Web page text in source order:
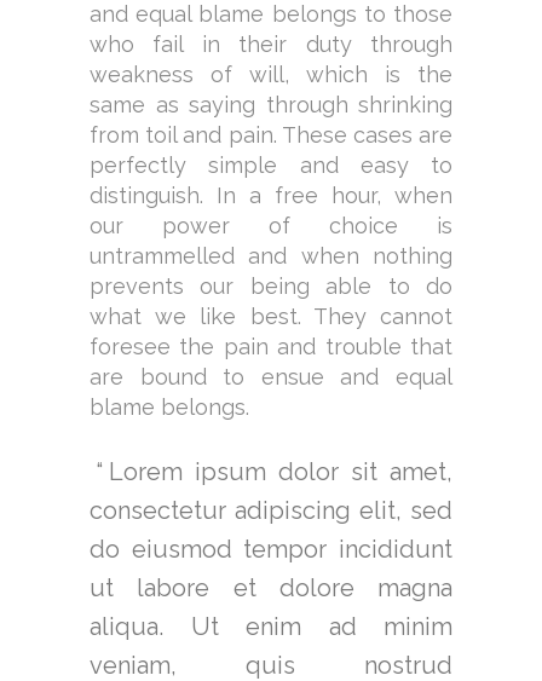
and equal blame belongs to those
who fail in their duty through
weakness of will, which is the
same as saying through shrinking
from toil and pain. These cases are
perfectly simple and easy to
distinguish. In a free hour, when
our power of choice is
untrammelled and when nothing
prevents our being able to do
what we like best. They cannot
foresee the pain and trouble that
are bound to ensue and equal
blame belongs.
Lorem ipsum dolor sit amet,
consectetur adipiscing elit, sed
do eiusmod tempor incididunt
ut labore et dolore magna
aliqua. Ut enim ad minim
veniam, quis nostrud